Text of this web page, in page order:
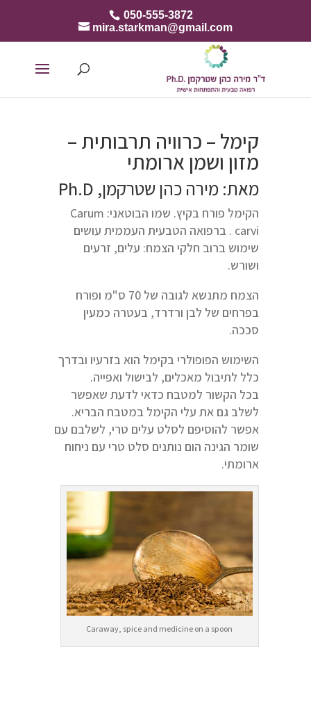
050-555-3872
mira.starkman@gmail.com
קימל – כרוויה תרבותית –
מזון ושמן ארומתי
מאת: מירה כהן שטרקמן, Ph.D
הקימל פורח בקיץ. שמו הבוטאני: Carum
carvi . ברפואה הטבעית העממית עושים
שימוש ברוב חלקי הצמח: עלים, זרעים
ושורש.
הצמח מתנשא לגובה של 70 ס"מ ופורח
בפרחים של לבן ורדרד, בעטרה כמעין
סככה.
השימוש הפופולרי בקימל הוא בזרעיו ובדרך
כלל לתיבול מאכלים, לבישול ואפייה.
בכל הקשור למטבח כדאי לדעת שאפשר
לשלב גם את עלי הקימל במטבח הבריא.
אפשר להוסיפם לסלט עלים טרי, לשלבם עם
שומר הגינה הום נותנים סלט טרי עם ניחוח
ארומתי.
Caraway, spice and medicine on a spoon